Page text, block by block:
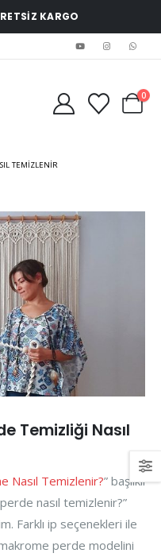
KARGO
0
TEMIZLENIR
Temizliği Nasıl
Nasıl Temizlenir?” başlıklı
nasıl temizlenir?”
Farklı ip seçenekleri ile
perde modelini